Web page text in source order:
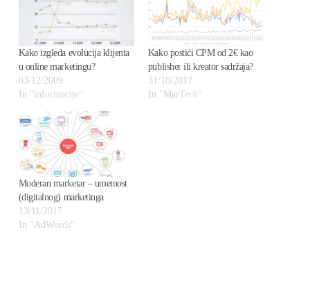
Kako izgleda evolucija klijenta
u online marketingu?
03/12/2009
In "informacije"
Kako postići CPM od 2€ kao
publisher ili kreator sadržaja?
31/10/2017
In "MarTech"
Moderan marketar – umetnost
(digitalnog) marketinga
13/11/2017
In "AdWords"